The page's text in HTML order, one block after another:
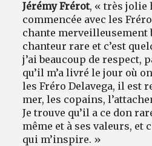
Jérémy Frérot, « très jolie
commencée avec les
chante merveilleusement
chanteur rare et c’est
j’ai beaucoup de respect,
qu’il m’a livré le jour où
les Fréro Delavega, il est
mer, les copains,
Je trouve qu’il a ce don
même et à ses valeurs, et
qui m’inspire. »